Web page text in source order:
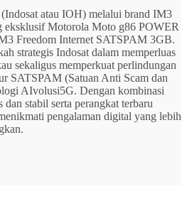
atau IOH) melalui brand IM3
eksklusif Motorola Moto g86 POWER
Freedom Internet SATSPAM 3GB.
strategis Indosat dalam memperluas
sekaligus memperkuat perlindungan
SATSPAM (Satuan Anti Scam dan
AIvolusi5G. Dengan kombinasi
stabil serta perangkat terbaru
pengalaman digital yang lebih